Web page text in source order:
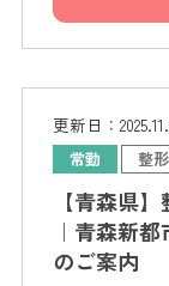
更新日：
常勤 整
【青森県
｜青森新
のご案内